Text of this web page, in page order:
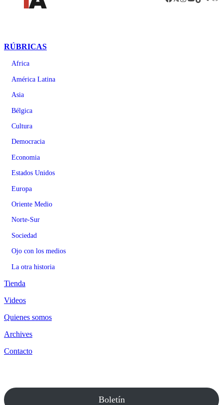
RÚBRICAS
Africa
América Latina
Asia
Bélgica
Cultura
Democracia
Economia
Estados Unidos
Europa
Oriente Medio
Norte-Sur
Sociedad
Ojo con los medios
La otra historia
Tienda
Videos
Quienes somos
Archives
Contacto
Boletín